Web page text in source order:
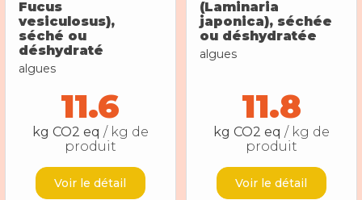
Fucus
vesiculosus),
séché ou
déshydraté
algues
11.6
kg CO2 eq / kg de
produit
Voir le détail
(Laminaria
japonica), séchée
ou déshydratée
algues
11.8
kg CO2 eq / kg de
produit
Voir le détail